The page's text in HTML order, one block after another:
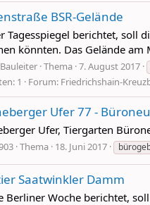
BSR-Gelände
Tagesspiegel berichtet, soll
könnten. Das Gelände
Thema 7. August 2017
1 Forum: Friedrichshain-
Ufer 77 -
Ufer, Tiergarten
Thema 18. Juni 2017
Saatwinkler Damm
Berliner Woche berichtet,